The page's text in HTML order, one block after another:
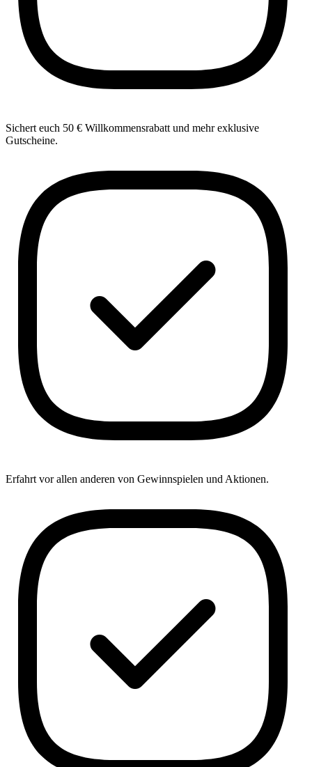
Sichert euch 50 € Willkommensrabatt und mehr exklusive
Gutscheine.
Erfahrt vor allen anderen von Gewinnspielen und Aktionen.